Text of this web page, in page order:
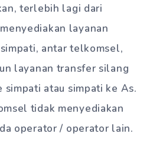
terlebih lagi dari
layanan
antar telkomsel,
layanan transfer silang
atau simpati ke As.
tidak menyediakan
operator / operator lain.